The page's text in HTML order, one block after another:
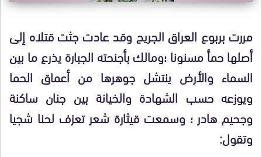
مررت بربوع العراق الجريح وقد عادت جثت قتلاه إلى
أصلها حمأ مسنونا ؛ومالك بأجنحته الجبارة يذرع ما بين
السماء والأرض ينتشل جوهرها من أعماق الحما
ويوزعه حسب الشهادة والخيانة بين جنان ساكنة
وجحيم هادر ؛ وسمعت قيثارة شعر تعزف لحنا شجيا
وتقول: